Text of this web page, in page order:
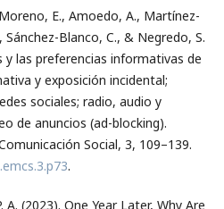
E., Amoedo, A., Martínez-
Sánchez-Blanco, C., & Negredo, S.
y las preferencias informativas de
y exposición incidental;
sociales; radio, audio y
de anuncios (ad-blocking).
Social, 3, 109–139.
.
A. (2023). One Year Later, Why Are